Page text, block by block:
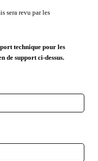
sera revu par les
technique pour les
de support ci-dessus.